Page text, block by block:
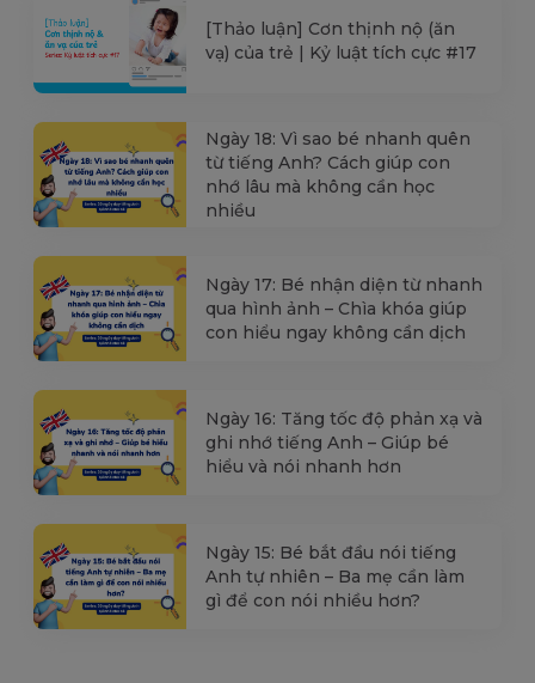
[Thảo luận] Cơn thịnh nộ (ăn
vạ) của trẻ | Kỷ luật tích cực #17
Ngày 18: Vì sao bé nhanh quên
từ tiếng Anh? Cách giúp con
nhớ lâu mà không cần học
nhiều
Ngày 17: Bé nhận diện từ nhanh
qua hình ảnh – Chìa khóa giúp
con hiểu ngay không cần dịch
Ngày 16: Tăng tốc độ phản xạ và
ghi nhớ tiếng Anh – Giúp bé
hiểu và nói nhanh hơn
Ngày 15: Bé bắt đầu nói tiếng
Anh tự nhiên – Ba mẹ cần làm
gì để con nói nhiều hơn?